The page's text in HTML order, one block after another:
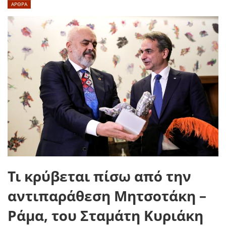
ΑΡΘΡΑ
Τι κρύβεται πίσω από την
αντιπαράθεση Μητσοτάκη –
Ράμα, του Σταμάτη Κυριάκη